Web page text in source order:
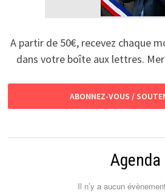
A partir de 50€, recevez chaque
dans votre boîte aux lettres.
ABONNEZ-VOUS /
Agenda
Il n’y a aucun